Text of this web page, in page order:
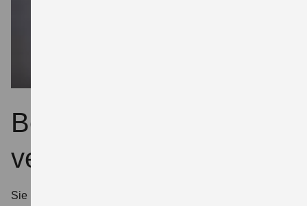
Beratungstermin
vereinbaren
Sie möchten sich zu einem Suzuki Modell oder einem